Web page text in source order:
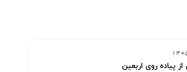
پیاده روی اربعین